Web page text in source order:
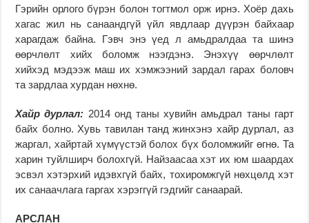
Гэрийн орлого бүрэн болон тогтмол орж ирнэ. Хоёр дахь
хагас жил нь санаандгүй үйл явдлаар дүүрэн байхаар
харагдаж байна. Гэвч энэ үед л амьдралдаа та шинэ
өөрчлөлт хийх боломж нээгдэнэ. Энэхүү өөрчлөлт
хийхэд мэдээж маш их хэмжээний зардал гарах боловч
та зардлаа хурдан нөхнө.
Хайр дурлал: 2014 онд таны хувийн амьдрал таны гарт
байх болно. Хувь тавилан танд жинхэнэ хайр дурлал, аз
жаргал, хайртай хүмүүстэй болох бүх боломжийг өгнө. Та
харин туйлширч болохгүй. Найзаасаа хэт их юм шаардах
эсвэл хэтэрхий идэвхгүй байх, тохиромжгүй нөхцөлд хэт
их санаачлага гаргах хэрэггүй гэдгийг санаарай.
АРСЛАН